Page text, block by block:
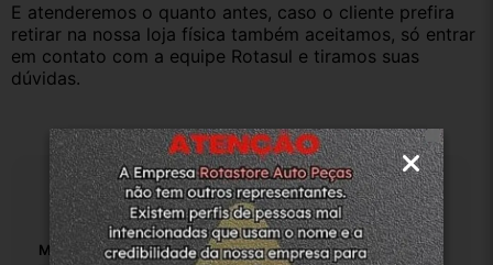
E atenderemos o quanto antes, caso o cliente prefira
retirar na nossa loja física também aceitamos, só entrar
em contato com a equipe Rotasul e tiramos suas
dúvidas.
Especificações
Marca: Citroen